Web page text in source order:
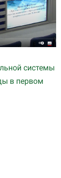
системы
в первом